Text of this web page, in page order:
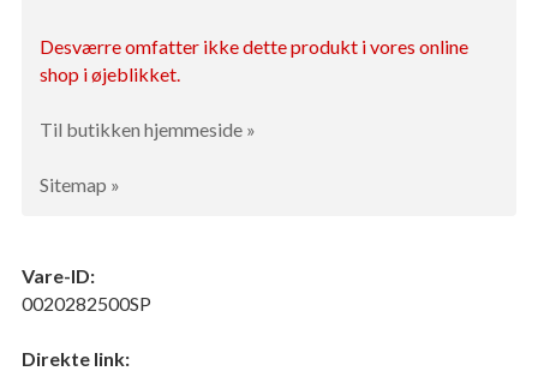
Desværre omfatter ikke dette produkt i vores online
shop i øjeblikket.
Til butikken hjemmeside »
Sitemap »
Vare-ID:
0020282500SP
Direkte link: